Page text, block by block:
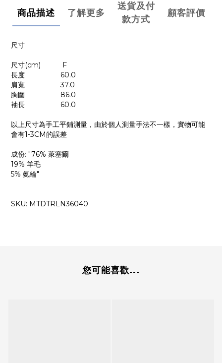
商品描述 了解更多
送貨及付
款方式
顧客評價
尺寸
尺寸(cm) F
長度 60.0
肩寬 37.0
胸圍 86.0
袖長 60.0
以上尺寸為手工平鋪測量，由於個人測量手法不一樣，實物可能
會有1-3CM的誤差
成份: "76% 萊塞爾
19% 羊毛
5% 氨綸"
SKU: MTDTRLN36040
您可能喜歡...